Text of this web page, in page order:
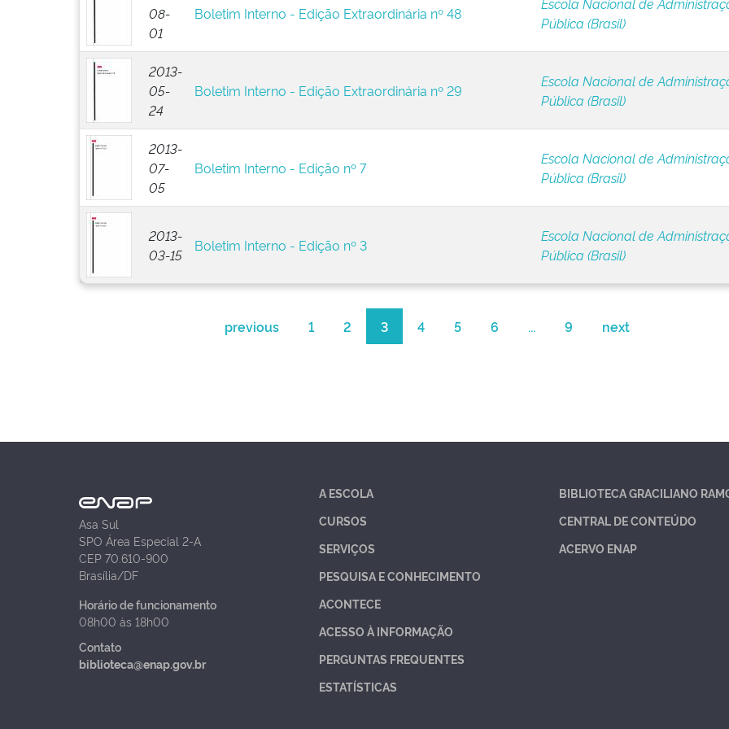
08-
01
Boletim Interno - Edição Extraordinária nº 48
Pública (Brasil)
2013-
05-
24
Boletim Interno - Edição Extraordinária nº 29
Escola Nacional de
Pública (Brasil)
2013-
07-
05
Boletim Interno - Edição nº 7
Escola Nacional de
Pública (Brasil)
2013-
03-15
Boletim Interno - Edição nº 3
Escola Nacional de
Pública (Brasil)
previous 1 2 3 4 5 6 ... 9 next
Asa Sul
SPO Área Especial 2-A
CEP 70.610-900
Brasília/DF
Horário de funcionamento
08h00 às 18h00
Contato
biblioteca@enap.gov.br
A ESCOLA
CURSOS
SERVIÇOS
PESQUISA E CONHECIMENTO
ACONTECE
ACESSO À INFORMAÇÃO
PERGUNTAS FREQUENTES
ESTATÍSTICAS
BIBLIOTECA GRACILIANO
CENTRAL DE CONTEÚDO
ACERVO ENAP